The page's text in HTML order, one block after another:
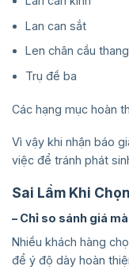
Lan can sắt
Len chân cầu thang
Trụ đề ba
Các hạng mục hoàn
Vì vậy khi nhận báo
việc để tránh phát
Sai Lầm Khi
– Chỉ so sánh giá
Nhiều khách hàng
để ý độ dày hoàn